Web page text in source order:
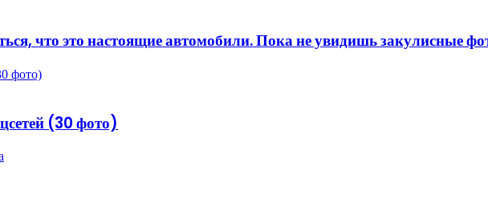
что это настоящие автомобили. Пока не увидишь закулисные
фото)
(30 фото)